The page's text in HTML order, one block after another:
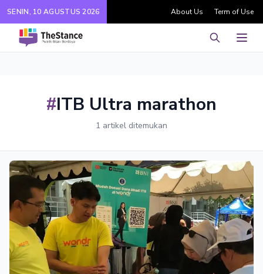
SENIN, 10 AGUSTUS 2026 About Us Term of Use
Pencarian
#ITB Ultra marathon
1 artikel ditemukan